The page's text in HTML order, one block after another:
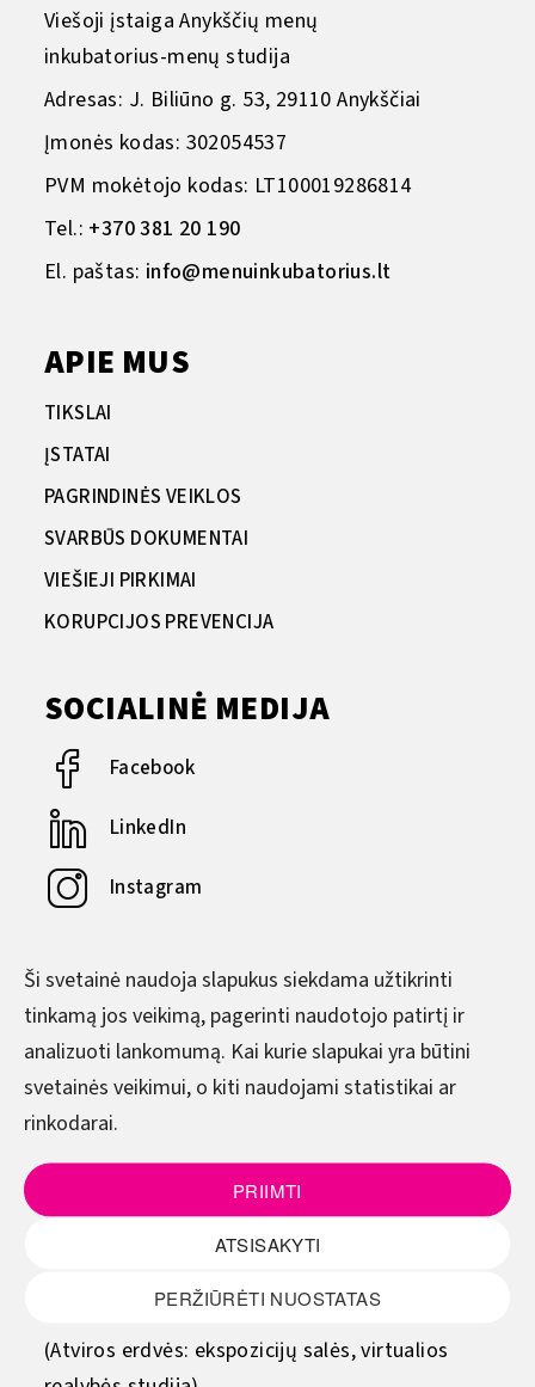
Ši svetainė naudoja slapukus siekdama užtikrinti
tinkamą jos veikimą, pagerinti naudotojo patirtį ir
analizuoti lankomumą. Kai kurie slapukai yra būtini
svetainės veikimui, o kiti naudojami statistikai ar
rinkodarai.
PRIIMTI
ATSISAKYTI
PERŽIŪRĖTI NUOSTATAS
Viešoji įstaiga Anykščių menų
inkubatorius-menų studija
Adresas: J. Biliūno g. 53, 29110 Anykščiai
Įmonės kodas: 302054537
PVM mokėtojo kodas: LT100019286814
Tel.: +370 381 20 190
El. paštas: info@menuinkubatorius.lt
APIE MUS
TIKSLAI
ĮSTATAI
PAGRINDINĖS VEIKLOS
SVARBŪS DOKUMENTAI
VIEŠIEJI PIRKIMAI
KORUPCIJOS PREVENCIJA
SOCIALINĖ MEDIJA
Facebook
LinkedIn
Instagram
DARBO LAIKAS
Pirmadienis–Ketvirtadienis
8.00–17.00
8.00–15.45
Šeštadienis - sekmadienis
(Atviros erdvės: ekspozicijų salės, virtualios